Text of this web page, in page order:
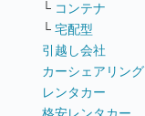
└ コンテナ
└ 宅配型
引越し会社
カーシェアリング
レンタカー